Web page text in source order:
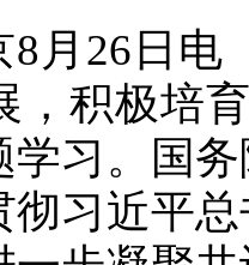
8月26日
，积极培
学习。国
彻习近平